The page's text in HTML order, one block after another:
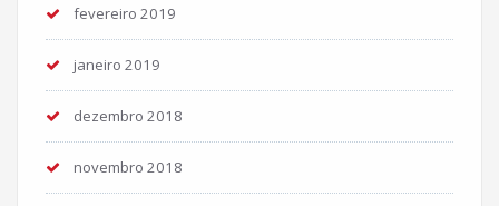
fevereiro 2019
janeiro 2019
dezembro 2018
novembro 2018